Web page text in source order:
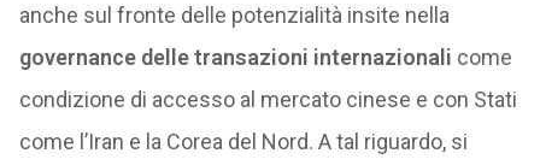
anche sul fronte delle potenzialità insite nella
governance delle transazioni internazionali come
condizione di accesso al mercato cinese e con Stati
come l’Iran e la Corea del Nord. A tal riguardo, si